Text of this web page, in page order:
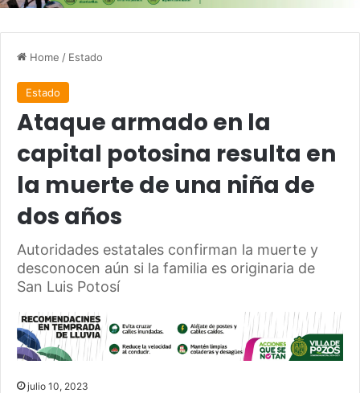
Home / Estado
Estado
Ataque armado en la
capital potosina resulta en
la muerte de una niña de
dos años
Autoridades estatales confirman la muerte y
desconocen aún si la familia es originaria de
San Luis Potosí
julio 10, 2023